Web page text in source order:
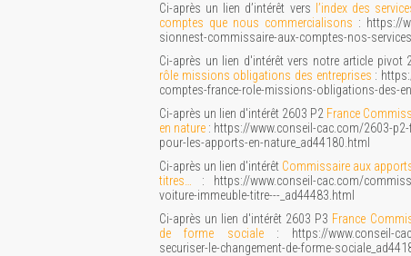
Ci-après un lien d’intérêt vers l’index des
comptes que nous commercialisons : https://
sionnest-commissaire-aux-comptes-nos-
Ci-après un lien d'intérêt vers notre article pivot
rôle missions obligations des entreprises :
comptes-france-role-missions-obligations-des-
Ci-après un lien d'intérêt 2603 P2 France
en nature : https://www.conseil-cac.com/2603-
pour-les-apports-en-nature_ad44180.html
Ci-après un lien d'intérêt Commissaire aux
titres…
: https://www.conseil-cac.com/
voiture-immeuble-titre---_ad44483.html
Ci-après un lien d'intérêt 2603 P3 France
de forme sociale: https://www.conseil-
securiser-le-changement-de-forme-